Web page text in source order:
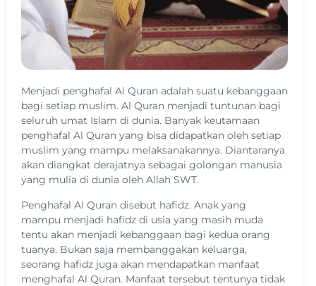
Menjadi penghafal Al Quran adalah suatu kebanggaan
bagi setiap muslim. Al Quran menjadi tuntunan bagi
seluruh umat Islam di dunia. Banyak keutamaan
penghafal Al Quran yang bisa didapatkan oleh setiap
muslim yang mampu melaksanakannya. Diantaranya
akan diangkat derajatnya sebagai golongan manusia
yang mulia di dunia oleh Allah SWT.
Penghafal Al Quran disebut hafidz. Anak yang
mampu menjadi hafidz di usia yang masih muda
tentu akan menjadi kebanggaan bagi kedua orang
tuanya. Bukan saja membanggakan keluarga,
seorang hafidz juga akan mendapatkan manfaat
menghafal Al Quran. Manfaat tersebut tentunya tidak